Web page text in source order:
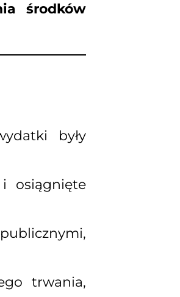
środków
były
osiągnięte
trwania,